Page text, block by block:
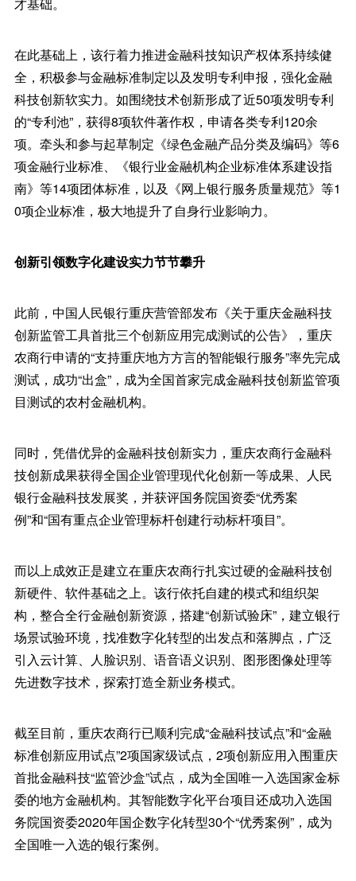
才基础。
在此基础上，该行着力推进金融科技知识产权体系持续健
全，积极参与金融标准制定以及发明专利申报，强化金融
科技创新软实力。如围绕技术创新形成了近50项发明专利
的“专利池”，获得8项软件著作权，申请各类专利120余
项。牵头和参与起草制定《绿色金融产品分类及编码》等6
项金融行业标准、《银行业金融机构企业标准体系建设指
南》等14项团体标准，以及《网上银行服务质量规范》等1
0项企业标准，极大地提升了自身行业影响力。
创新引领数字化建设实力节节攀升
此前，中国人民银行重庆营管部发布《关于重庆金融科技
创新监管工具首批三个创新应用完成测试的公告》，重庆
农商行申请的“支持重庆地方方言的智能银行服务”率先完成
测试，成功“出盒”，成为全国首家完成金融科技创新监管项
目测试的农村金融机构。
同时，凭借优异的金融科技创新实力，重庆农商行金融科
技创新成果获得全国企业管理现代化创新一等成果、人民
银行金融科技发展奖，并获评国务院国资委“优秀案
例”和“国有重点企业管理标杆创建行动标杆项目”。
而以上成效正是建立在重庆农商行扎实过硬的金融科技创
新硬件、软件基础之上。该行依托自建的模式和组织架
构，整合全行金融创新资源，搭建“创新试验床”，建立银行
场景试验环境，找准数字化转型的出发点和落脚点，广泛
引入云计算、人脸识别、语音语义识别、图形图像处理等
先进数字技术，探索打造全新业务模式。
截至目前，重庆农商行已顺利完成“金融科技试点”和“金融
标准创新应用试点”2项国家级试点，2项创新应用入围重庆
首批金融科技“监管沙盒”试点，成为全国唯一入选国家金标
委的地方金融机构。其智能数字化平台项目还成功入选国
务院国资委2020年国企数字化转型30个“优秀案例”，成为
全国唯一入选的银行案例。